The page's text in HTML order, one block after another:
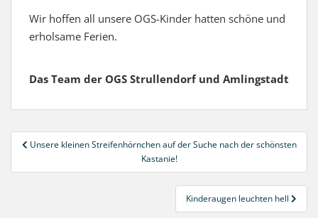
Wir hoffen all unsere OGS-Kinder hatten schöne und
erholsame Ferien.
Das Team der OGS Strullendorf und Amlingstadt
Beitragsnavigation
Unsere kleinen Streifenhörnchen auf der Suche nach der schönsten
Kastanie!
Kinderaugen leuchten hell